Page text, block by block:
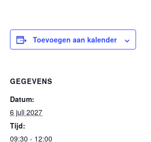
Toevoegen aan kalender
GEGEVENS
Datum:
6 juli 2027
Tijd:
09:30 - 12:00